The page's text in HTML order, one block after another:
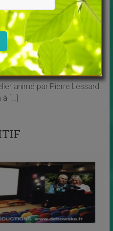
EN LIGNE
2023 “Libérez vos
à vos guides intérieurs
EN LIGNE
animé par Pierre Lessard
à […]